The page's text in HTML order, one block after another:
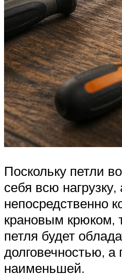
Поскольку петли
себя всю нагрузку,
непосредственно
крановым крюком,
петля будет
долговечностью, а
наименьшей.